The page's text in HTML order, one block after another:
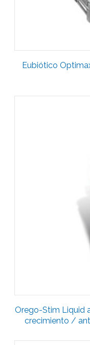
Eubiótico
Orego-Stim Liquid
crecimiento /